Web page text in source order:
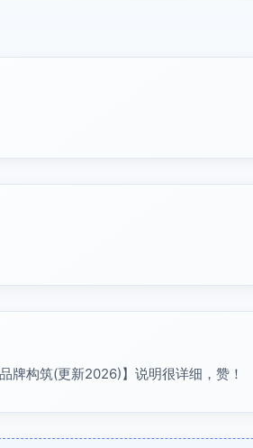
牌构筑(更新2026)】说明很详细，赞！